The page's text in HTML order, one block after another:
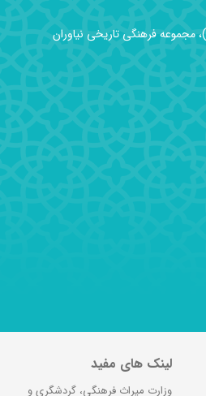
مجموعه فرهنگی تاریخی نیاوران
لینک های مفید
وزارت میراث فرهنگی، گردشگری و